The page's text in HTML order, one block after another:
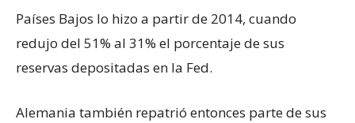
Países Bajos lo hizo a partir de 2014, cuando
redujo del 51% al 31% el porcentaje de sus
reservas depositadas en la Fed.
Alemania también repatrió entonces parte de sus